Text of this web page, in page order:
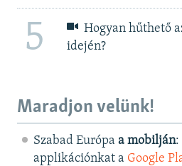
5
Hogyan hűthető
idején?
Maradjon velünk!
Szabad Európa a mobilján:
applikációnkat a Google